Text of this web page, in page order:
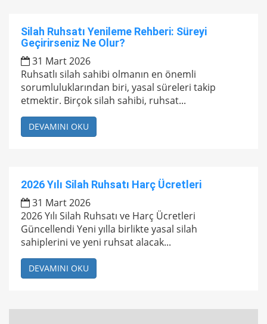
Silah Ruhsatı Yenileme Rehberi: Süreyi
Geçirirseniz Ne Olur?
31 Mart 2026
Ruhsatlı silah sahibi olmanın en önemli
sorumluluklarından biri, yasal süreleri takip
etmektir. Birçok silah sahibi, ruhsat...
DEVAMINI OKU
2026 Yılı Silah Ruhsatı Harç Ücretleri
31 Mart 2026
2026 Yılı Silah Ruhsatı ve Harç Ücretleri
Güncellendi Yeni yılla birlikte yasal silah
sahiplerini ve yeni ruhsat alacak...
DEVAMINI OKU